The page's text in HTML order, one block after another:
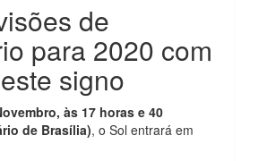
de
para 2020 com
signo
às 17 horas e 40
de Brasília), o Sol entrará em